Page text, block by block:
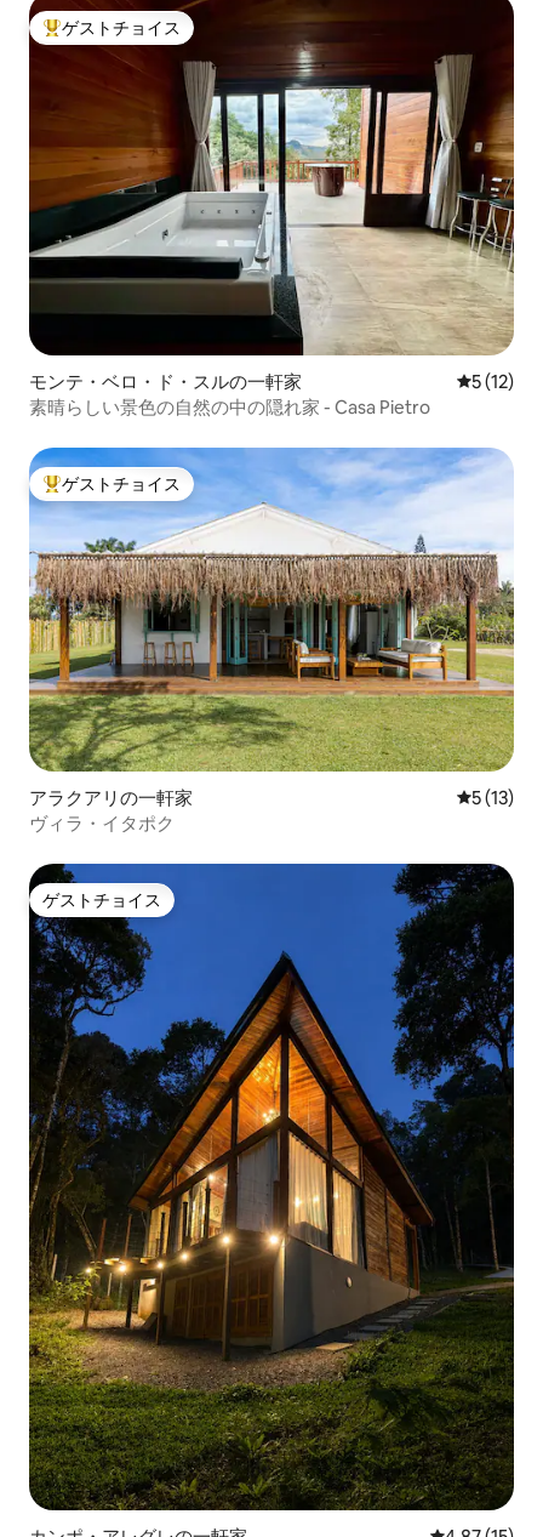
大好評のゲストチョイスです。
ゲストチョイス
モンテ・ベロ・ド・スルの一軒家 レビュー
5 (12)
素晴らしい景色の自然の中の隠れ家 - Casa Pietro
大好評のゲストチョイスです。
ゲストチョイス
アラクアリの一軒家 レビュー
5 (13)
ヴィラ・イタポク
ゲストチョイス
ゲストチョイス